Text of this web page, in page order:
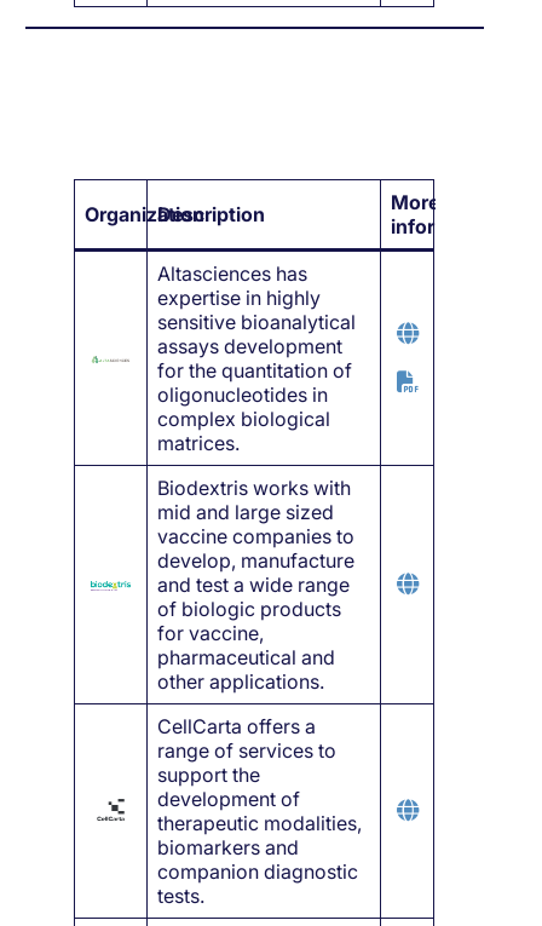
OrganizationDescription
More
information
Altasciences has
expertise in highly
sensitive bioanalytical
assays development
for the quantitation of
oligonucleotides in
complex biological
matrices.
Biodextris works with
mid and large sized
vaccine companies to
develop, manufacture
and test a wide range
of biologic products
for vaccine,
pharmaceutical and
other applications.
CellCarta offers a
range of services to
support the
development of
therapeutic modalities,
biomarkers and
companion diagnostic
tests.